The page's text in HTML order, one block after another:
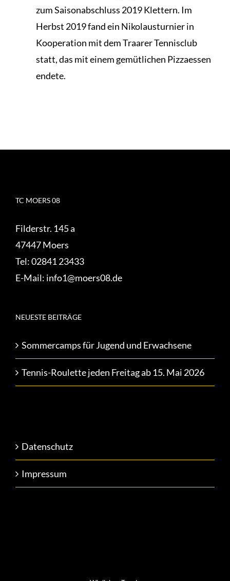
zum Saisonabschluss 2019 Klettern. Im
Herbst 2019 fand ein Nikolausturnier in
Kooperation mit dem Traarer Tennisclub
statt, das mit einem gemütlichen Pizzaessen
endete.
TC MOERS 08
Filderstr. 145 a
47447 Moers
Tel:02841 23433
E-Mail: info1@moers08.de
NEUESTE BEITRÄGE
Sommercamps für Jugend und Erwachsene
Tennis-Roulette jeden Freitag ab 15. Mai 2026
Datenschutz
Impressum